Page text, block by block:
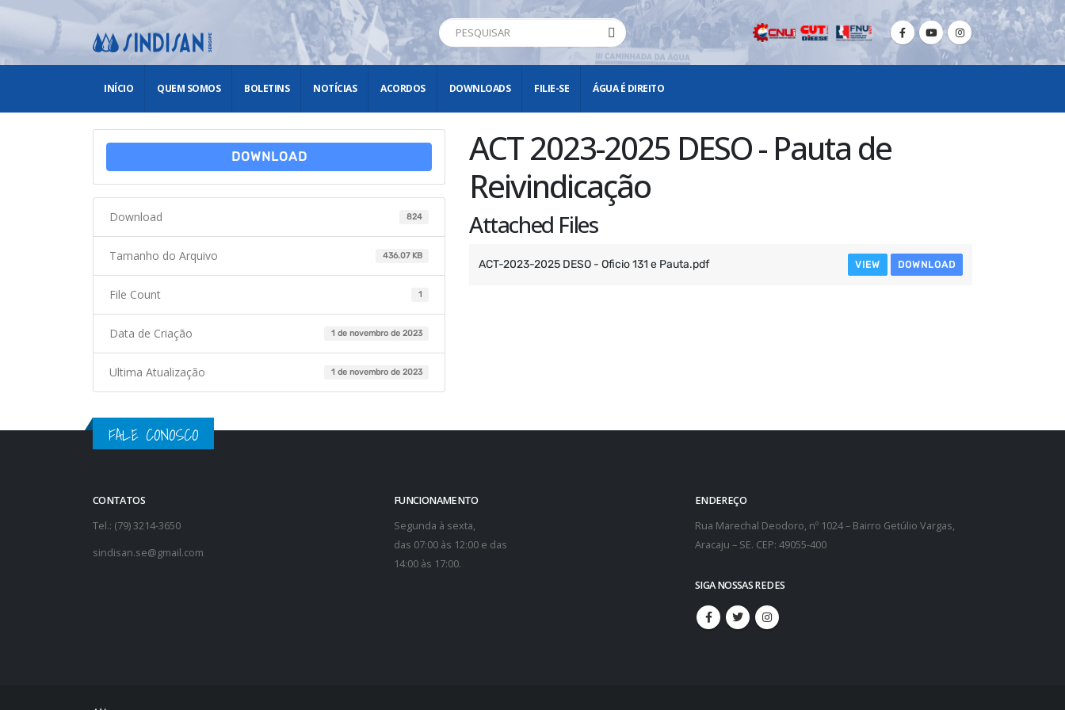
INÍCIO QUEM SOMOS BOLETINS NOTÍCIAS ACORDOS DOWNLOADS FILIE-SE ÁGUA É DIREITO
DOWNLOAD
Download 824
Tamanho do Arquivo 436.07 KB
File Count 1
Data de Criação 1 de novembro de 2023
Ultima Atualização 1 de novembro de 2023
ACT 2023-2025 DESO - Pauta de
Reivindicação
Attached Files
ACT-2023-2025 DESO - Oficio 131 e Pauta.pdf VIEW DOWNLOAD
FALE CONOSCO
CONTATOS
Tel.: (79) 3214-3650
sindisan.se@gmail.com
FUNCIONAMENTO
Segunda à sexta,
das 07:00 às 12:00 e das
14:00 às 17:00.
ENDEREÇO
Rua Marechal Deodoro, nº 1024 – Bairro Getúlio Vargas,
Aracaju – SE. CEP: 49055-400
SIGA NOSSAS REDES